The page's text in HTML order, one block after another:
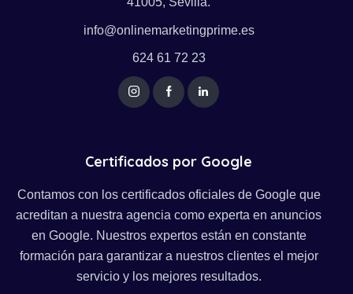
info@onlinemarketingprime.es
624 61 72 23
Certificados por Google
Contamos con los certificados oficiales de Google que
acreditan a nuestra agencia como experta en anuncios
en Google. Nuestros expertos están en constante
formación para garantizar a nuestros clientes el mejor
servicio y los mejores resultados.